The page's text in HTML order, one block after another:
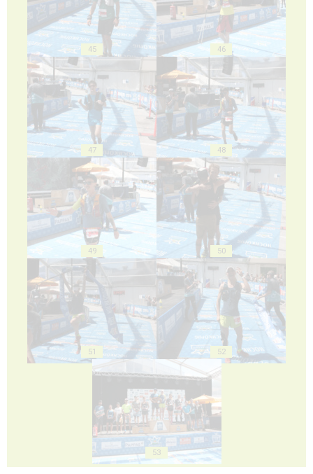
45 46
47 48
49 50
51 52
53